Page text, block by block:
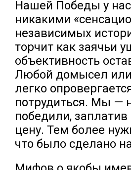
Нашей Победы у нас
никакими
независимых
торчит как заячьи
объективность
Любой домысел или
легко
потрудиться. Мы —
победили,
цену. Тем более
что было сделано